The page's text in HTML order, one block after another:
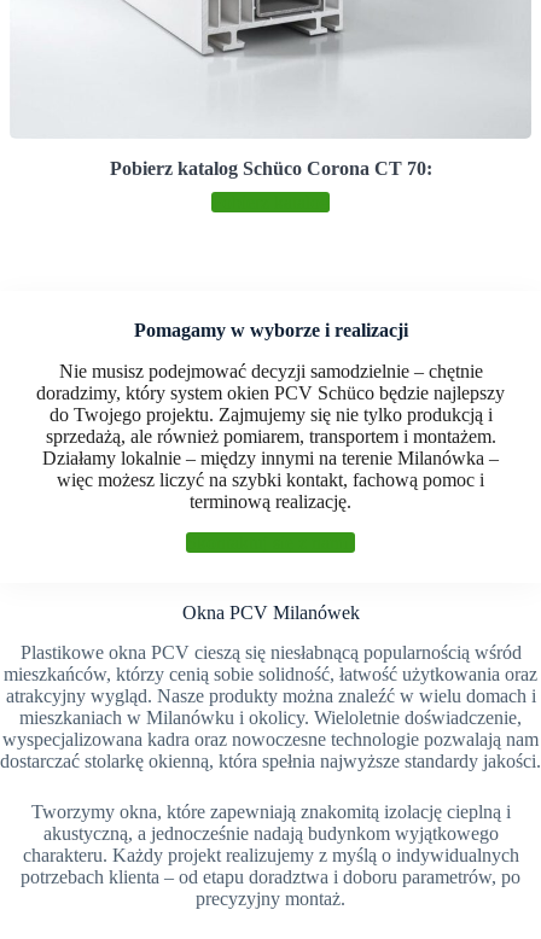
Pobierz katalog Schüco Corona CT 70:
Pomagamy w wyborze i realizacji
Nie musisz podejmować decyzji samodzielnie – chętnie
doradzimy, który system okien PCV Schüco będzie najlepszy
do Twojego projektu. Zajmujemy się nie tylko produkcją i
sprzedażą, ale również pomiarem, transportem i montażem.
Działamy lokalnie – między innymi na terenie Milanówka –
więc możesz liczyć na szybki kontakt, fachową pomoc i
terminową realizację.
Okna PCV Milanówek
Plastikowe okna PCV cieszą się niesłabnącą popularnością wśród
mieszkańców, którzy cenią sobie solidność, łatwość użytkowania oraz
atrakcyjny wygląd. Nasze produkty można znaleźć w wielu domach i
mieszkaniach w Milanówku i okolicy. Wieloletnie doświadczenie,
wyspecjalizowana kadra oraz nowoczesne technologie pozwalają nam
dostarczać stolarkę okienną, która spełnia najwyższe standardy jakości.
Tworzymy okna, które zapewniają znakomitą izolację cieplną i
akustyczną, a jednocześnie nadają budynkom wyjątkowego
charakteru. Każdy projekt realizujemy z myślą o indywidualnych
potrzebach klienta – od etapu doradztwa i doboru parametrów, po
precyzyjny montaż.